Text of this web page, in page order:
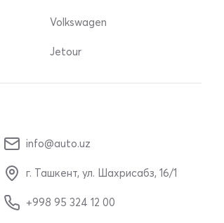
Volkswagen
Jetour
info@auto.uz
г. Ташкент, ул. Шахрисабз, 16/1
+998 95 324 12 00